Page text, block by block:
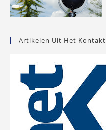
Artikelen Uit Het Kontakt